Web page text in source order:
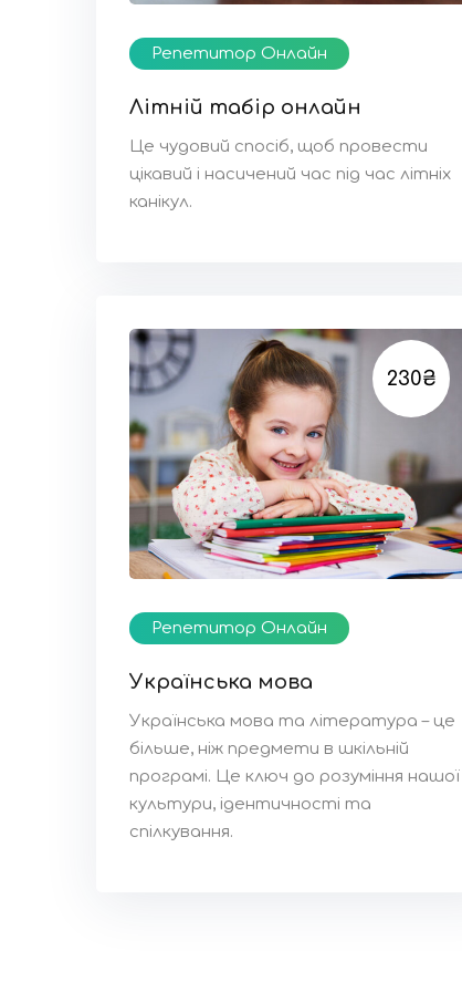
Репетитор Онлайн
Літній табір онлайн
Це чудовий спосіб, щоб провести
цікавий і насичений час під час літніх
канікул.
230₴
Репетитор Онлайн
Українська мова
Українська мова та література – це
більше, ніж предмети в шкільній
програмі. Це ключ до розуміння нашої
культури, ідентичності та
спілкування.